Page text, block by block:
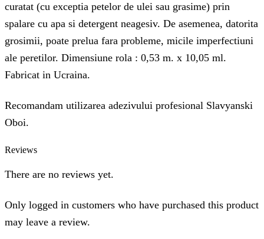
curatat (cu exceptia petelor de ulei sau grasime) prin
spalare cu apa si detergent neagesiv. De asemenea, datorita
grosimii, poate prelua fara probleme, micile imperfectiuni
ale peretilor. Dimensiune rola : 0,53 m. x 10,05 ml.
Fabricat in Ucraina.
Recomandam utilizarea adezivului profesional Slavyanski
Oboi.
Reviews
There are no reviews yet.
Only logged in customers who have purchased this product
may leave a review.